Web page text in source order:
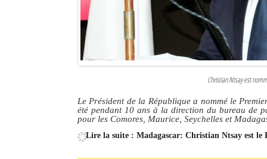
Le Nord de Madagascar
Christian Ntsay est
Le Président de la République a nommé le
été pendant 10 ans à la direction du bureau de
pour les Comores, Maurice, Seychelles et
Lire la suite : Madagascar: Christian Ntsay est le